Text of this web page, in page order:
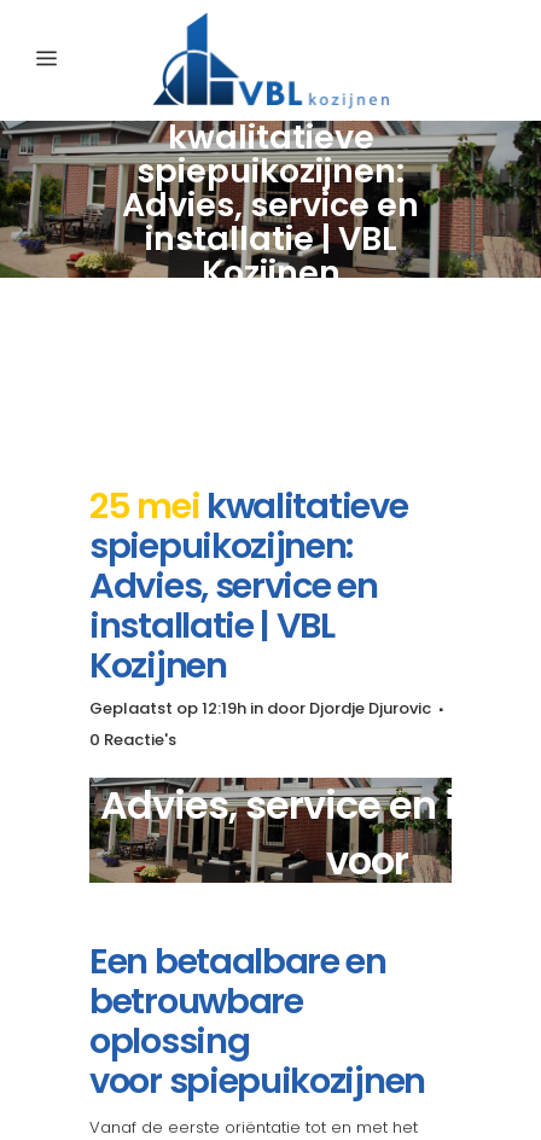
kwalitatieve
spiepuikozijnen:
Advies, service en
installatie | VBL
Kozijnen
25 mei kwalitatieve
spiepuikozijnen:
Advies, service en
installatie | VBL
Kozijnen
Geplaatst op 12:19h in door Djordje Djurovic
0 Reactie's
Advies, service en
voor
Een betaalbare en
betrouwbare
oplossing
voor spiepuikozijnen
Vanaf de eerste oriëntatie tot en met het